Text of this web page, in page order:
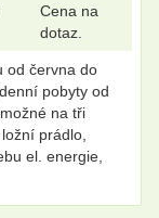
Cena na
dotaz.
od června do
pobyty od
na tři
prádlo,
el. energie,